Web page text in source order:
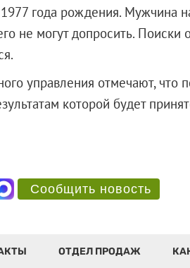
года рождения. Мужчина
не могут допросить. Поиски
управления отмечают, что
которой будет
Сообщить новость
ОТДЕЛ ПРОДАЖ